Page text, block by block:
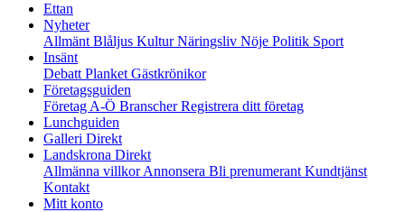
Ettan
Nyheter
Allmänt Blåljus KulturNäringsliv Nöje Politik Sport
Insänt
Debatt Planket Gästkrönikor
Företagsguiden
Företag A-Ö BranscherRegistrera ditt företag
Lunchguiden
Galleri Direkt
Landskrona Direkt
Allmänna villkorAnnonsera Bli prenumerant Kundtjänst
Kontakt
Mitt konto